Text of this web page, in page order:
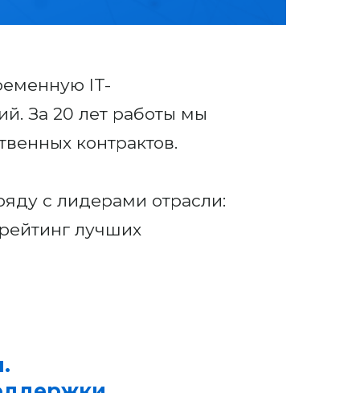
IT-
За 20 лет работы мы
контрактов.
с лидерами отрасли:
лучших